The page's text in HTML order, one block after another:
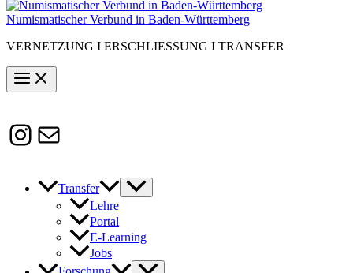
Numismatischer Verbund in Baden-Württemberg
VERNETZUNG I ERSCHLIESSUNG I TRANSFER
Instagram
Susanne.Boerner@zaw.uni-
heidelberg.de
Transfer
Lehre
Portal
E-Learning
Jobs